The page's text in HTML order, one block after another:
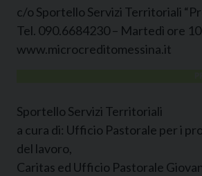
c/o Sportello Servizi Territoriali
Tel. 090.6684230 – Martedì ore
www.microcreditomessina.it
Sportello Servizi Territoriali
a cura di: Ufficio Pastorale per i
del lavoro,
Caritas ed Ufficio Pastorale